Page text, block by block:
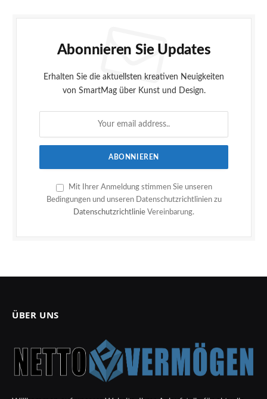
Abonnieren Sie Updates
Erhalten Sie die aktuellsten kreativen Neuigkeiten
von SmartMag über Kunst und Design.
Mit Ihrer Anmeldung stimmen Sie unseren
Bedingungen und unseren Datenschutzrichtlinien zu
Datenschutzrichtlinie Vereinbarung.
ÜBER UNS